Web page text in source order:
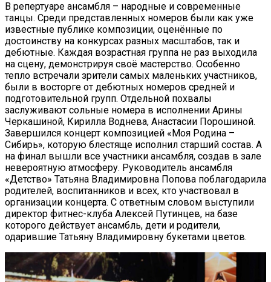
В репертуаре ансамбля – народные и современные
танцы. Среди представленных номеров были как уже
известные публике композиции, оценённые по
достоинству на конкурсах разных масштабов, так и
дебютные. Каждая возрастная группа не раз выходила
на сцену, демонстрируя своё мастерство. Особенно
тепло встречали зрители самых маленьких участников,
были в восторге от дебютных номеров средней и
подготовительной групп. Отдельной похвалы
заслуживают сольные номера в исполнении Арины
Черкашиной, Кирилла Воднева, Анастасии Порошиной.
Завершился концерт композицией «Моя Родина –
Сибирь», которую блестяще исполнил старший состав. А
на финал вышли все участники ансамбля, создав в зале
невероятную атмосферу. Руководитель ансамбля
«Детство» Татьяна Владимировна Попова поблагодарила
родителей, воспитанников и всех, кто участвовал в
организации концерта. С ответным словом выступили
директор фитнес-клуба Алексей Путинцев, на базе
которого действует ансамбль, дети и родители,
одарившие Татьяну Владимировну букетами цветов.